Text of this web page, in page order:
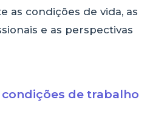
as condições de vida, as
e as perspectivas
de trabalho